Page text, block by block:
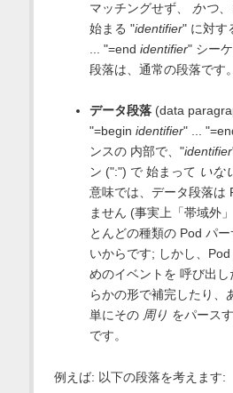
マッチングせず、 かつ
始まる "identifier" に対す
... "=end identifier" シー
段落は、通常の段落です。
データ段落(data
"=begin identifier" ...
ンスの 内部で、"identifier
ン (":") で 始まって いな
意味では、データ段落は
ません (事実上「帯域外
とんどの種類の Pod パ
いからです; しかし、
めのイベントを 呼び出
らかの形で補完したり、
単にその 周り をパース
です。
例えば: 以下の段落を考えます: